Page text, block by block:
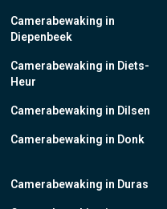
Camerabewaking in
Diepenbeek
Camerabewaking in Diets-
Heur
Camerabewaking in Dilsen
Camerabewaking in Donk
Camerabewaking in Duras